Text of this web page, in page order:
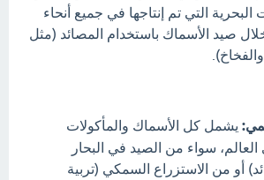
البحرية التي تم إنتاجها في جميع أنحاء
صيد الأسماك باستخدام المصائد (مثل
يشمل كل الأسماك والمأكولات
العالم، سواء من الصيد في البحار
أو من الاستزراع السمكي (تربية